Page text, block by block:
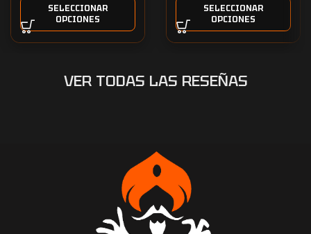
SELECCIONAR
OPCIONES
SELECCIONAR
OPCIONES
VER TODAS LAS RESEÑAS